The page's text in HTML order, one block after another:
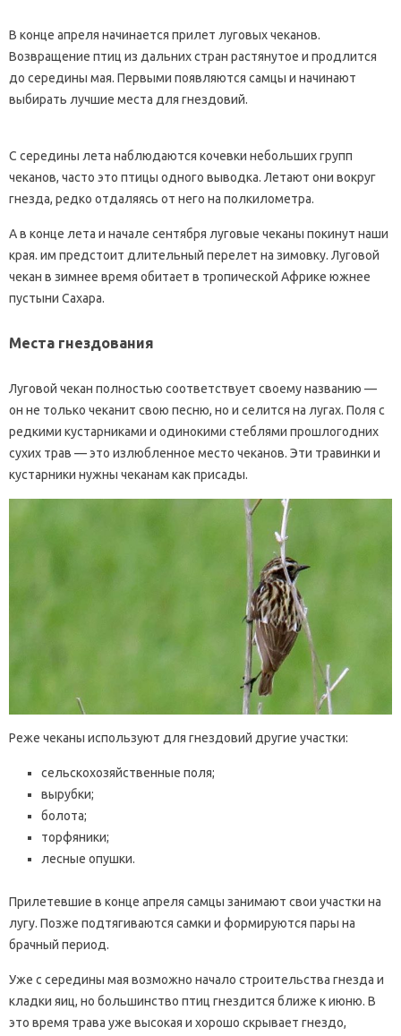
В конце апреля начинается прилет луговых чеканов.
Возвращение птиц из дальних стран растянутое и продлится
до середины мая. Первыми появляются самцы и начинают
выбирать лучшие места для гнездовий.
С середины лета наблюдаются кочевки небольших групп
чеканов, часто это птицы одного выводка. Летают они вокруг
гнезда, редко отдаляясь от него на полкилометра.
А в конце лета и начале сентября луговые чеканы покинут наши
края. им предстоит длительный перелет на зимовку. Луговой
чекан в зимнее время обитает в тропической Африке южнее
пустыни Сахара.
Места гнездования
Луговой чекан полностью соответствует своему названию —
он не только чеканит свою песню, но и селится на лугах. Поля с
редкими кустарниками и одинокими стеблями прошлогодних
сухих трав — это излюбленное место чеканов. Эти травинки и
кустарники нужны чеканам как присады.
Реже чеканы используют для гнездовий другие участки:
сельскохозяйственные поля;
вырубки;
болота;
торфяники;
лесные опушки.
Прилетевшие в конце апреля самцы занимают свои участки на
лугу. Позже подтягиваются самки и формируются пары на
брачный период.
Уже с середины мая возможно начало строительства гнезда и
кладки яиц, но большинство птиц гнездится ближе к июню. В
это время трава уже высокая и хорошо скрывает гнездо,